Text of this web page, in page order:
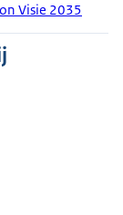
Visie 2035